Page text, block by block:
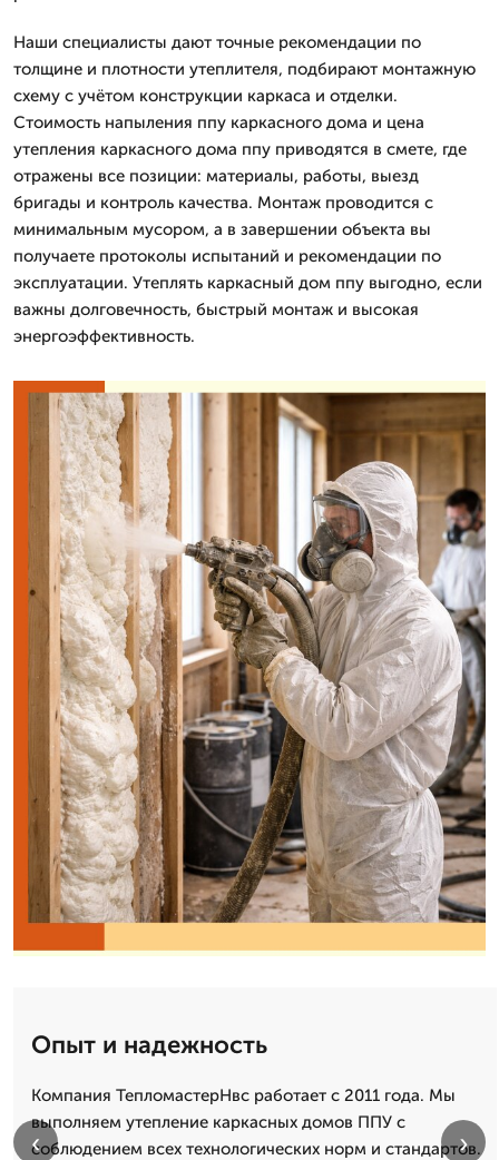
Наши специалисты дают точные рекомендации по
толщине и плотности утеплителя, подбирают монтажную
схему с учётом конструкции каркаса и отделки.
Стоимость напыления ппу каркасного дома и цена
утепления каркасного дома ппу приводятся в смете, где
отражены все позиции: материалы, работы, выезд
бригады и контроль качества. Монтаж проводится с
минимальным мусором, а в завершении объекта вы
получаете протоколы испытаний и рекомендации по
эксплуатации. Утеплять каркасный дом ппу выгодно, если
важны долговечность, быстрый монтаж и высокая
энергоэффективность.
Опыт и надежность
Компания ТепломастерНвс работает с 2011 года. Мы
выполняем утепление каркасных домов ППУ с
соблюдением всех технологических норм и стандартов.
‹ ›